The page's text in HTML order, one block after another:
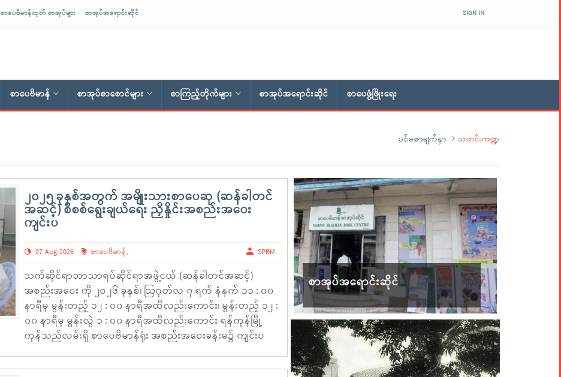
စာပေဗိမာန်ထုတ် စာအုပ်များ စာအုပ်အရောင်းဆိုင် SIGN IN
စာပေဗိမာန် စာအုပ်စာစောင်များ စာကြည့်တိုက်များ စာအုပ်အရောင်းဆိုင် စာပေဖွံ့ဖြိုးရေး
ပင်မစာမျက်နှာ သတင်းကဏ္ဍ
၂၀၂၅ ခုနှစ်အတွက် အမျိုးသားစာပေဆု (ဆန်ခါတင်
အဆင့်) စိစစ်ရွေးချယ်ရေး ညှိနှိုင်းအစည်းအဝေး
ကျင်းပ
07-Aug-2026 စာပေဗိမာန်, SPBM
သက်ဆိုင်ရာဘာသာရပ်ဆိုင်ရာအဖွဲ့ငယ် (ဆန်ခါတင်အဆင့်)
အစည်းအဝေး ကို ၂ဝ၂၆ ခုနှစ်၊ ဩဂုတ်လ ၇ ရက် နံနက် ၁၁ : ၀၀
နာရီမှ မွန်းတည့် ၁၂ : ၀၀ နာရီအထိလည်းကောင်း၊ မွန်းတည့် ၁၂ :
၀၀ နာရီမှ မွန်းလွဲ ၁ : ၀၀ နာရီအထိလည်းကောင်း ရန်ကုန်မြို့
ကုန်သည်လမ်းရှိ စာပေဗိမာန်ရုံး အစည်းအဝေးခန်းမ၌ ကျင်းပ
စာအုပ်အရောင်းဆိုင်